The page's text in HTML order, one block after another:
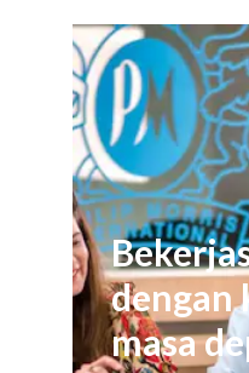
dengan
masa